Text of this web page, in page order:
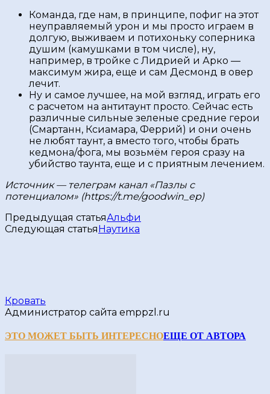
Команда, где нам, в принципе, пофиг на этот
неуправляемый урон и мы просто играем в
долгую, выживаем и потихоньку соперника
душим (камушками в том числе), ну,
например, в тройке с Лидрией и Арко —
максимум жира, еще и сам Десмонд в овер
лечит.
Ну и самое лучшее, на мой взгляд, играть его
с расчетом на антитаунт просто. Сейчас есть
различные сильные зеленые средние герои
(Смартанн, Ксиамара, Феррий) и они очень
не любят таунт, а вместо того, чтобы брать
кедмона/фога, мы возьмём героя сразу на
убийство таунта, еще и с приятным лечением.
Источник — телеграм канал «Пазлы с
потенциалом» (https://t.me/goodwin_ep)
Предыдущая статьяАльфи
Следующая статьяНаутика
Кровать
Администратор сайта emppzl.ru
ЭТО МОЖЕТ БЫТЬ ИНТЕРЕСНОЕЩЕ ОТ АВТОРА